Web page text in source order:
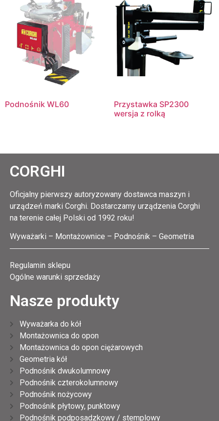
Podnośnik WL60
Przystawka SP2300
wersja z rolką
CORGHI
Oficjalny pierwszy autoryzowany dostawca maszyn i
urządzeń marki Corghi. Dostarczamy urządzenia Corghi
na terenie całej Polski od 1992 roku!
Wyważarki – Montażownice – Podnośnik – Geometria
Regulamin sklepu
Ogólne warunki sprzedaży
Nasze produkty
Wyważarka do kół
Montażownica do opon
Montażownica do opon ciężarowych
Geometria kół
Podnośnik dwukolumnowy
Podnośnik czterokolumnowy
Podnośnik nożycowy
Podnośnik płytowy, punktowy
Podnośnik podposadzkowy / stemplowy